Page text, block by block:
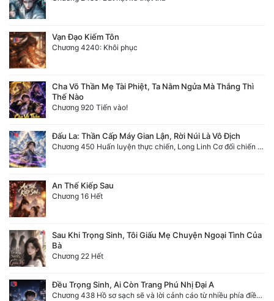
Vạn Đạo Kiếm Tôn
Chương 4240: Khôi phục
Cha Võ Thần Mẹ Tài Phiệt, Ta Nằm Ngửa Mà Thắng Thì
Thế Nào
Chương 920 Tiến vào!
Đấu La: Thần Cấp Máy Gian Lận, Rời Núi Là Vô Địch
Chương 450 Huấn luyện thực chiến, Long Linh Cơ đối chiến bốn người Cổ Nguyệt và Vũ Lân!
An Thế Kiếp Sau
Chương 16 Hết
Sau Khi Trọng Sinh, Tôi Giấu Mẹ Chuyện Ngoại Tình Của
Bà
Chương 22 Hết
Đều Trọng Sinh, Ai Còn Trang Phú Nhị Đại A
Chương 438 Hồ sơ sạch sẽ và lời cảnh cáo từ nhiều phía điều tra (2/2)